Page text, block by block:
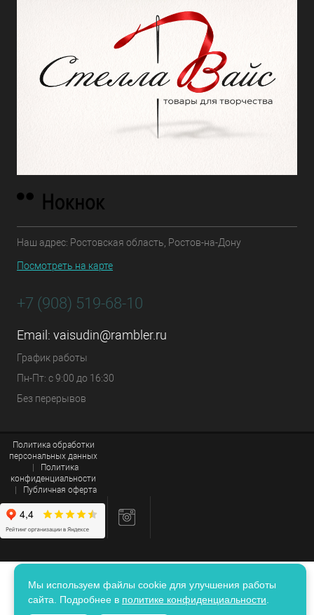
Мы используем файлы cookie для улучшения работы
сайта. Подробнее в политике конфиденциальности
Наш адрес: Ростовская область, Ростов-на-Дону
Посмотреть на карте
+7 (908) 519-68-10
Email: vaisudin@rambler.ru
График работы
Пн-Пт: с 9:00 до 16:30
Без перерывов
Политика обработки
персональных данных
Политика
конфиденциальности
Публичная оферта